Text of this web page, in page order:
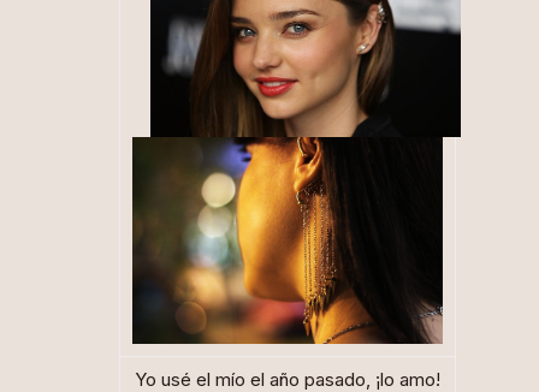
Yo usé el mío el año pasado, ¡lo amo!